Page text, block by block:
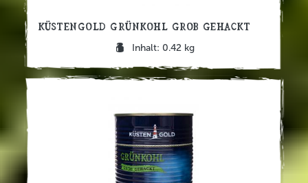
Küstengold Grünkohl grob gehackt
Inhalt: 0.42 kg